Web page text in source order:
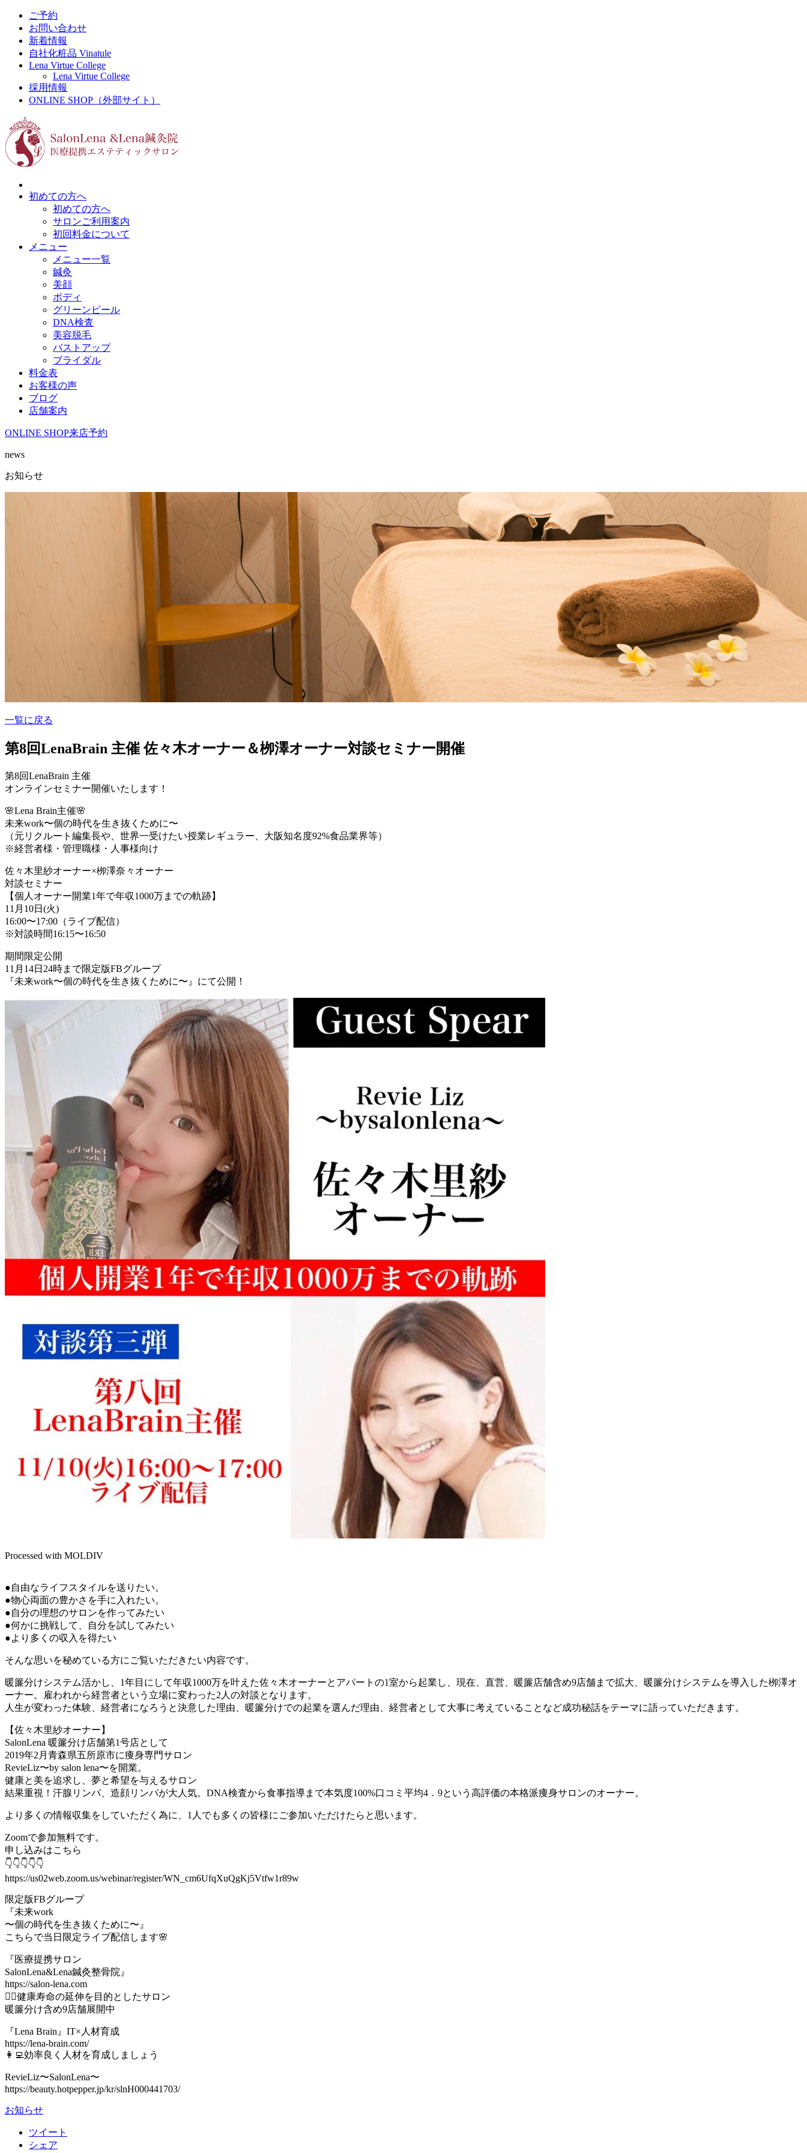
ご予約
お問い合わせ
新着情報
自社化粧品 Vinatule
Lena Virtue College
Lena Virtue College
採用情報
ONLINE SHOP（外部サイト）
初めての方へ
初めての方へ
サロンご利用案内
初回料金について
メニュー
メニュー一覧
鍼灸
美顔
ボディ
グリーンピール
DNA検査
美容脱毛
バストアップ
ブライダル
料金表
お客様の声
ブログ
店舗案内
ONLINE SHOP来店予約
news
お知らせ
一覧に戻る
第8回LenaBrain 主催 佐々木オーナー＆栁澤オーナー対談セミナー開催
第8回LenaBrain 主催
オンラインセミナー開催いたします！
🌸Lena Brain主催🌸
未来work〜個の時代を生き抜くために〜
（元リクルート編集長や、世界一受けたい授業レギュラー、大阪知名度92%食品業界等）
※経営者様・管理職様・人事様向け
佐々木里紗オーナー×栁澤奈々オーナー
対談セミナー
【個人オーナー開業1年で年収1000万までの軌跡】
11月10日(火)
16:00〜17:00（ライブ配信）
※対談時間16:15〜16:50
期間限定公開
11月14日24時まで限定版FBグループ
『未来work〜個の時代を生き抜くために〜』にて公開！
Processed with MOLDIV
●自由なライフスタイルを送りたい。
●物心両面の豊かさを手に入れたい。
●自分の理想のサロンを作ってみたい
●何かに挑戦して、自分を試してみたい
●より多くの収入を得たい
そんな思いを秘めている方にご覧いただきたい内容です。
暖簾分けシステム活かし、1年目にして年収1000万を叶えた佐々木オーナーとアパートの1室から起業し、現在、直営、暖簾店舗含め9店舗まで拡大、暖簾分けシステムを導入した栁澤オ
ーナー。雇われから経営者という立場に変わった2人の対談となります。
人生が変わった体験、経営者になろうと決意した理由、暖簾分けでの起業を選んだ理由、経営者として大事に考えていることなど成功秘話をテーマに語っていただきます。
【佐々木里紗オーナー】
SalonLena 暖簾分け店舗第1号店として
2019年2月青森県五所原市に痩身専門サロン
RevieLiz〜by salon lena〜を開業。
健康と美を追求し、夢と希望を与えるサロン
結果重視！汗腺リンパ、造顔リンパが大人気。DNA検査から食事指導まで本気度100%口コミ平均4．9という高評価の本格派痩身サロンのオーナー。
より多くの情報収集をしていただく為に、1人でも多くの皆様にご参加いただけたらと思います。
Zoomで参加無料です。
申し込みはこちら
👇👇👇👇👇
https://us02web.zoom.us/webinar/register/WN_cm6UfqXuQgKj5Vtfw1r89w
限定版FBグループ
『未来work
〜個の時代を生き抜くために〜』
こちらで当日限定ライブ配信します🌸
『医療提携サロン
SalonLena&Lena鍼灸整骨院』
https://salon-lena.com
💆‍♀️健康寿命の延伸を目的としたサロン
暖簾分け含め9店舗展開中
『Lena Brain』IT×人材育成
https://lena-brain.com/
👩‍💻効率良く人材を育成しましょう
RevieLiz〜SalonLena〜
https://beauty.hotpepper.jp/kr/slnH000441703/
お知らせ
ツイート
シェア